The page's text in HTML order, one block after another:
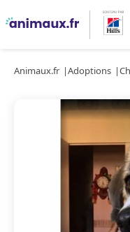
Animaux.fr Adoptions